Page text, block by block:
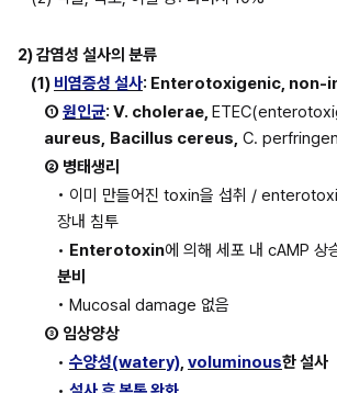
2) 감염성 설사의 분류
(1) 비염증성 설사: Enterotoxigenic, non-
① 원인균: V. cholerae,
aureus, Bacillus cereus, C.
② 병태생리
• 이미 만들어진 toxin을 섭취 /
장내 침투
• Enterotoxin에 의해 세포 내 cAMP 상
분비
• Mucosal damage 없음
③ 임상양상
• 수양성(watery), voluminous한 설사